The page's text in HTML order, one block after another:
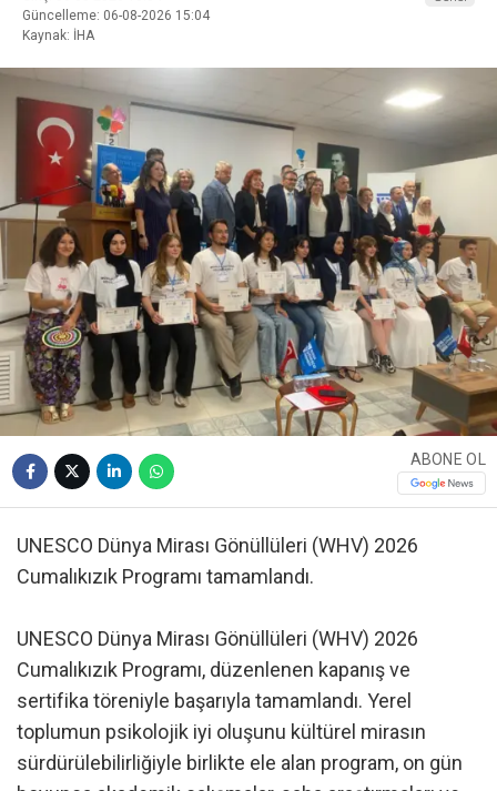
Güncelleme: 06-08-2026 15:04
Kaynak: İHA
ABONE OL
UNESCO Dünya Mirası Gönüllüleri (WHV) 2026
Cumalıkızık Programı tamamlandı.
UNESCO Dünya Mirası Gönüllüleri (WHV) 2026
Cumalıkızık Programı, düzenlenen kapanış ve
sertifika töreniyle başarıyla tamamlandı. Yerel
toplumun psikolojik iyi oluşunu kültürel mirasın
sürdürülebilirliğiyle birlikte ele alan program, on gün